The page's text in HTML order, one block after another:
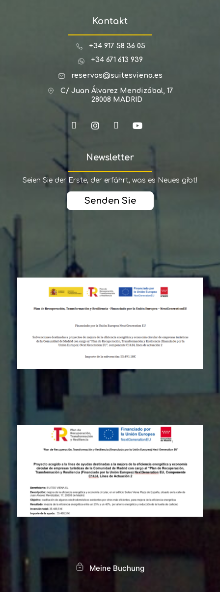
Kontakt
+34 917 58 36 05
+34 671 613 939
reservas@suitesviena.es
C/ Juan Álvarez Mendizábal, 17
28008 MADRID
Newsletter
Seien Sie der Erste, der erfährt, was es Neues gibt!
Senden Sie
Meine Buchung